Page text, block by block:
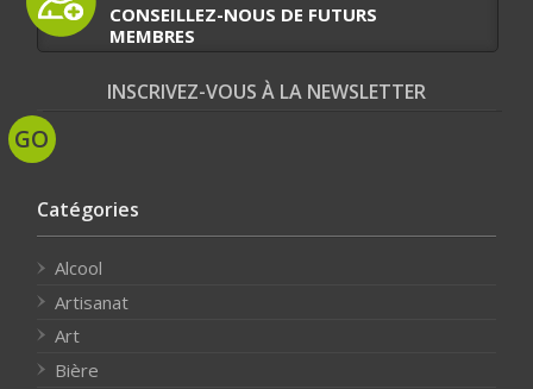
CONSEILLEZ-NOUS DE FUTURS
MEMBRES
INSCRIVEZ-VOUS À LA NEWSLETTER
Catégories
Alcool
Artisanat
Art
Bière